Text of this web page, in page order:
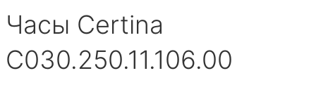
Часы Certina
C030.250.11.106.00